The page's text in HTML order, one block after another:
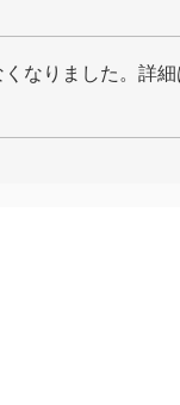
なりました。詳